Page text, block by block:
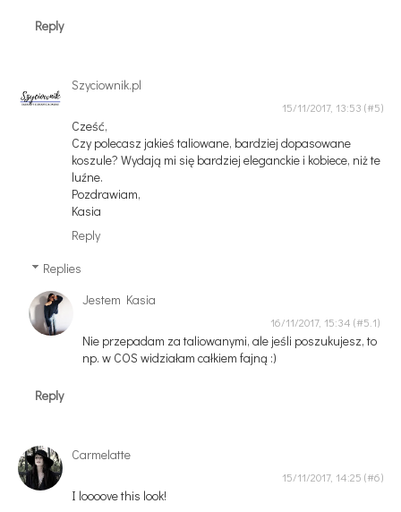
Reply
Szyciownik.pl
15/11/2017, 13:53
Cześć,
Czy polecasz jakieś taliowane, bardziej dopasowane
koszule? Wydają mi się bardziej eleganckie i kobiece, niż te
luźne.
Pozdrawiam,
Kasia
Reply
Replies
Jestem Kasia
16/11/2017, 15:34
Nie przepadam za taliowanymi, ale jeśli poszukujesz, to
np. w COS widziałam całkiem fajną :)
Reply
Carmelatte
15/11/2017, 14:25
I loooove this look!